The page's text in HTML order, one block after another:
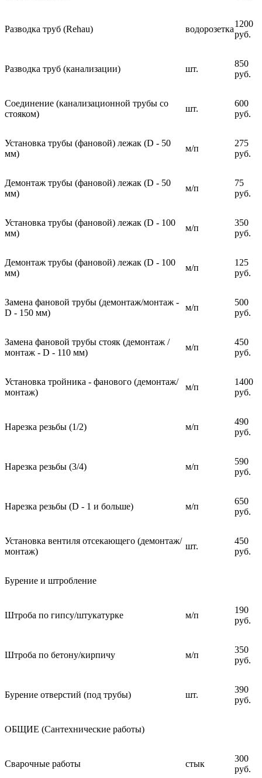
Разводка труб (Rehau) водорозетка
1200
руб.
Разводка труб (канализации) шт.
850
руб.
Соединение (канализационной трубы со
стояком)
шт.
600
руб.
Установка трубы (фановой) лежак (D - 50
мм)
м/п
275
руб.
Демонтаж трубы (фановой) лежак (D - 50
мм)
м/п
75
руб.
Установка трубы (фановой) лежак (D - 100
мм)
м/п
350
руб.
Демонтаж трубы (фановой) лежак (D - 100
мм)
м/п
125
руб.
Замена фановой трубы (демонтаж/монтаж -
D - 150 мм)
м/п
500
руб.
Замена фановой трубы стояк (демонтаж /
монтаж - D - 110 мм)
м/п
450
руб.
Установка тройника - фанового (демонтаж/
монтаж)
м/п
1400
руб.
Нарезка резьбы (1/2) м/п
490
руб.
Нарезка резьбы (3/4) м/п
590
руб.
Нарезка резьбы (D - 1 и больше) м/п
650
руб.
Установка вентиля отсекающего (демонтаж/
монтаж)
шт.
450
руб.
Бурение и штробление
Штроба по гипсу/штукатурке м/п
190
руб.
Штроба по бетону/кирпичу м/п
350
руб.
Бурение отверстий (под трубы) шт.
390
руб.
ОБЩИЕ (Сантехнические работы)
Сварочные работы стык
300
руб.